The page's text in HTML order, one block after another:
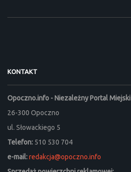
KONTAKT
Opoczno.info - Niezależny Portal Miejski
26-300 Opoczno
ul. Słowackiego 5
Telefon: 510 530 704
e-mail:redakcja@opoczno.info